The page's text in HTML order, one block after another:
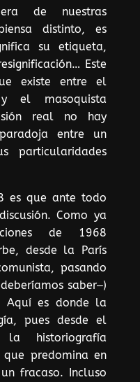
de nuestras
distinto, es
su etiqueta,
Este
existe entre el
y el masoquista
real no hay
entre un
particularidades
es que ante todo
Como ya
de 1968
desde la París
pasando
saber‒)
Aquí es donde la
pues desde el
historiografía
predomina en
fracaso. Incluso